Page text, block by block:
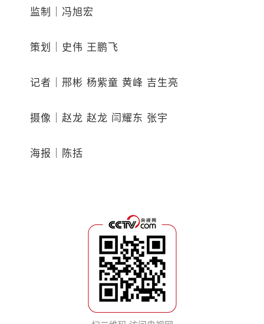
监制｜冯旭宏
策划｜史伟 王鹏飞
记者｜邢彬 杨紫童 黄峰 吉生亮
摄像｜赵龙 赵龙 闫耀东 张宇
海报｜陈括